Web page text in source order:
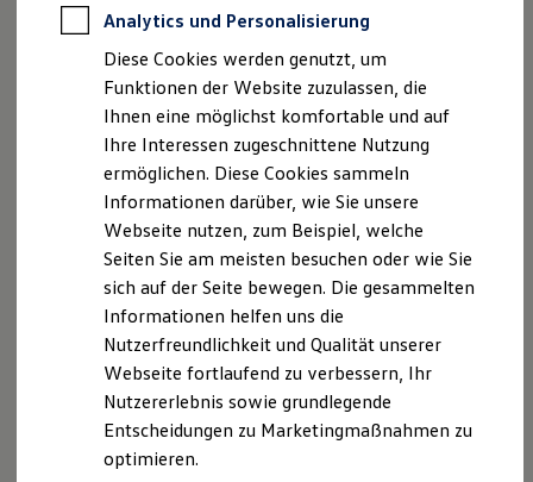
Zertifizierte Gebrauchtwagen
Für Privatkunden
Für Gewerbekunden
Leasing
Für Privatkunden
Für Gewerbekunden
Versicherungen & Garantien
Garantien
Kfz-Versicherung für Nutzfahrzeuge
Restschuldversicherung
Wartungsverträge
Besitzer & Service
Reparatur & Service
Sommer-Special
Reparatur, Pflege & Inspektion
Servicetermin anfragen
Service-Vorteile bei Volkswagen Nutzfahrzeuge
ServicePlus
Economy Service
Räder & Reifen Service
Ersatzfahrzeuge
Datenschutzerklärung
A. Verantwortlicher
Wir freuen uns, dass Sie unsere Webseite der K&E
Automobile GmbH, Sandkamp 2, 26842
Ostrhauderfehn
besuchen. Im Folgenden informieren wir Sie über die
Verarbeitung Ihrer personenbezogenen Daten
durch uns im Zusammenhang mit Ihrem Besuch
unserer Webseite.
B. Verarbeitung Ihrer personenbezogenen Daten
Unsere Webseite bietet Ihnen verschiedene
Analytics und Personalisierung
Diese Cookies werden genutzt, um
Funktionen der Website zuzulassen, die
Ihnen eine möglichst komfortable und auf
Ihre Interessen zugeschnittene Nutzung
ermöglichen. Diese Cookies sammeln
Informationen darüber, wie Sie unsere
Webseite nutzen, zum Beispiel, welche
Seiten Sie am meisten besuchen oder wie Sie
sich auf der Seite bewegen. Die gesammelten
Informationen helfen uns die
Nutzerfreundlichkeit und Qualität unserer
Webseite fortlaufend zu verbessern, Ihr
Nutzererlebnis sowie grundlegende
Entscheidungen zu Marketingmaßnahmen zu
optimieren.